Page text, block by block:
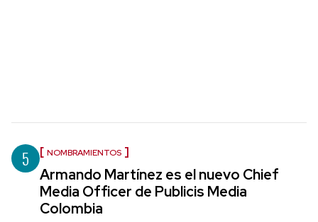
5 NOMBRAMIENTOS
Armando Martínez es el nuevo Chief
Media Officer de Publicis Media
Colombia